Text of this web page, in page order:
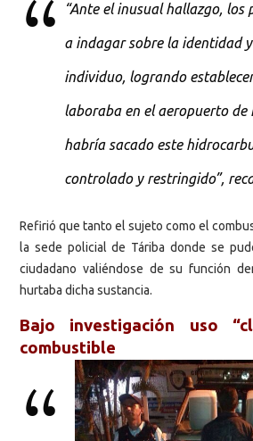
“Ante el inusual hallazgo, los
a indagar sobre la identidad
individuo, logrando
laboraba en el aeropuerto de
habría sacado este
controlado y restringido”,
Refirió que tanto el sujeto como el
la sede policial de Táriba donde se
ciudadano valiéndose de su función
hurtaba dicha sustancia.
Bajo investigación uso
combustible